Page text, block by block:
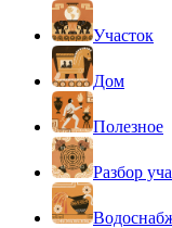
Участок
Дом
Полезное
Разбор